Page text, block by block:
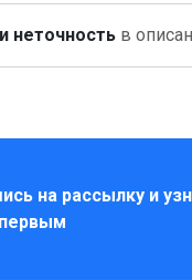
неточность в
на рассылку и